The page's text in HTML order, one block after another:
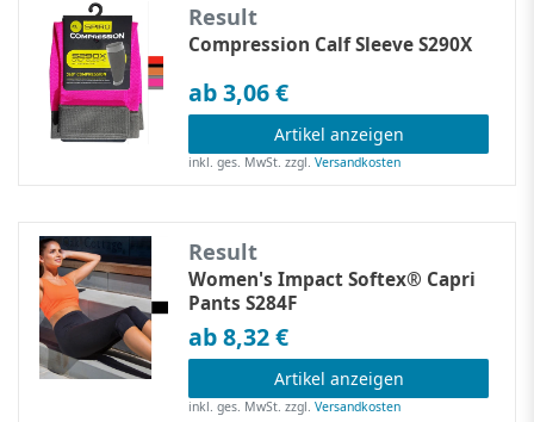
Result
Compression Calf Sleeve S290X
ab 3,06 €
Artikel anzeigen
inkl. ges. MwSt. zzgl.Versandkosten
Result
Women's Impact Softex® Capri
Pants S284F
ab 8,32 €
Artikel anzeigen
inkl. ges. MwSt. zzgl.Versandkosten